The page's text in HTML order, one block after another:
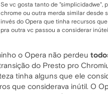
Se vc gosta tanto de "simplicidadwe",
chrome ou outra merda similar desde
invés do Opera que tinha recursos
pra outra vc passou a considerar
o Opera não perdeu
do Presto pro
tinha alguns que ele
que considerava inútil. O